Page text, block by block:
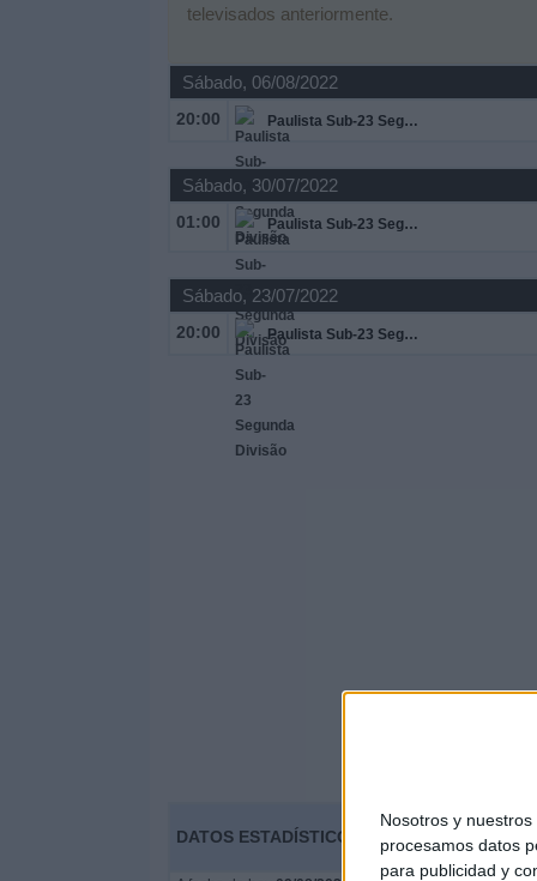
Nosotros y nuestros
procesamos datos
para publicidad y
televisados anteriormente.
Sábado, 06/08/2022
20:00 Paulista Sub-23 Segunda Divisão
Sábado, 30/07/2022
01:00 Paulista Sub-23 Segunda Divisão
Sábado, 23/07/2022
20:00 Paulista Sub-23 Segunda Divisão
DATOS ESTADÍSTICOS DEL EQUIPO MAUÁ